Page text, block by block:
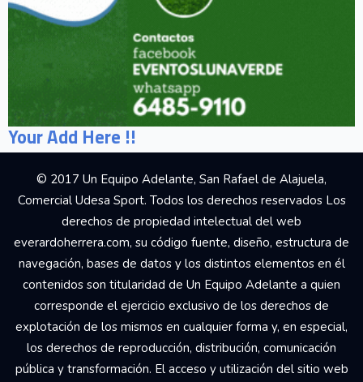
Your Add Here !!
© 2017 Un Equipo Adelante, San Rafael de Alajuela,
Comercial Udesa Sport. Todos los derechos reservados Los
derechos de propiedad intelectual del web
everardoherrera.com, su código fuente, diseño, estructura de
navegación, bases de datos y los distintos elementos en él
contenidos son titularidad de Un Equipo Adelante a quien
corresponde el ejercicio exclusivo de los derechos de
explotación de los mismos en cualquier forma y, en especial,
los derechos de reproducción, distribución, comunicación
pública y transformación. El acceso y utilización del sitio web